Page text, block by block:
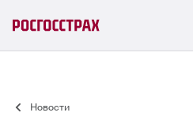
Новости